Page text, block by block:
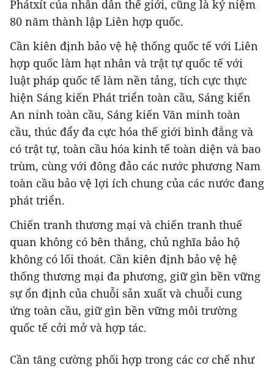
Phátxít của nhân dân thế giới, cũng là kỷ niệm
80 năm thành lập Liên hợp quốc.
Cần kiên định bảo vệ hệ thống quốc tế với Liên
hợp quốc làm hạt nhân và trật tự quốc tế với
luật pháp quốc tế làm nền tảng, tích cực thực
hiện Sáng kiến Phát triển toàn cầu, Sáng kiến
An ninh toàn cầu, Sáng kiến Văn minh toàn
cầu, thúc đẩy đa cực hóa thế giới bình đẳng và
có trật tự, toàn cầu hóa kinh tế toàn diện và bao
trùm, cùng với đông đảo các nước phương Nam
toàn cầu bảo vệ lợi ích chung của các nước đang
phát triển.
Chiến tranh thương mại và chiến tranh thuế
quan không có bên thắng, chủ nghĩa bảo hộ
không có lối thoát. Cần kiên định bảo vệ hệ
thống thương mại đa phương, giữ gìn bền vững
sự ổn định của chuỗi sản xuất và chuỗi cung
ứng toàn cầu, giữ gìn bền vững môi trường
quốc tế cởi mở và hợp tác.
Cần tăng cường phối hợp trong các cơ chế như